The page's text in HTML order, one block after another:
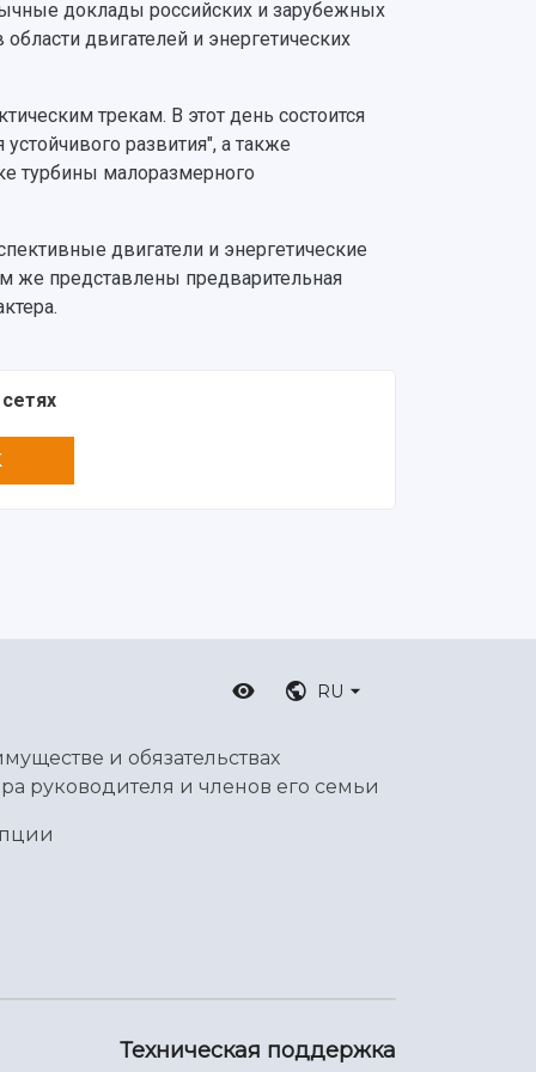
доклады российских и зарубежных
двигателей и энергетических
трекам. В этот день состоится
развития", а также
турбины малоразмерного
двигатели и энергетические
же представлены предварительная
RU
и обязательствах
руководителя и членов его семьи
Техническая поддержка